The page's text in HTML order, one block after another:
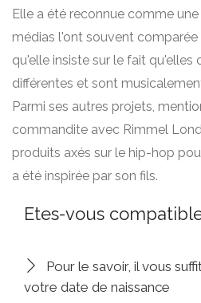
Elle a été reconnue comme
médias l'ont souvent
qu'elle insiste sur le fait qu'elles
différentes et sont
Parmi ses autres projets,
commandite avec Rimmel
produits axés sur le hip-hop
a été inspirée par son fils.
Etes-vous
Pour le savoir, il vous
votre date de naissance